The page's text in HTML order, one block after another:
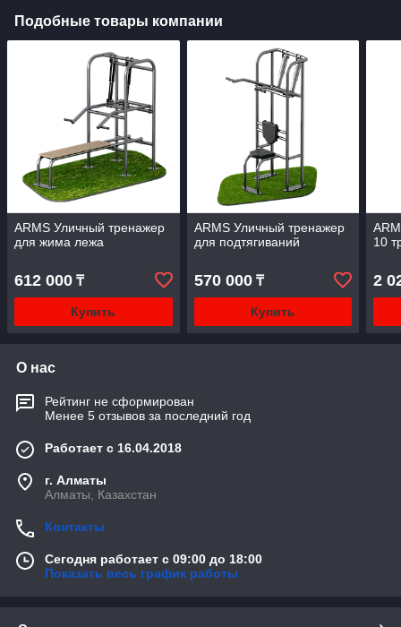
Подобные товары компании
ARMS Уличный тренажер
для жима лежа
612 000 ₸
Купить
ARMS Уличный тренажер
для подтягиваний
570 000₸
Купить
10
2
О нас
Рейтинг не сформирован
Менее 5 отзывов за последний год
Работает с 16.04.2018
г. Алматы
Алматы, Казахстан
Контакты
Сегодня работает с 09:00 до 18:00
Показать весь график работы